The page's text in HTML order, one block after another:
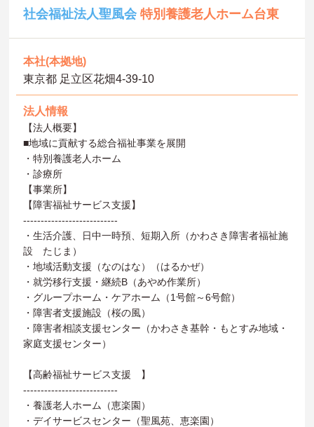
社会福祉法人聖風会特別養護老人ホーム台東
本社(本拠地)
東京都 足立区花畑4-39-10
法人情報
【法人概要】
■地域に貢献する総合福祉事業を展開
・特別養護老人ホーム
・診療所
【事業所】
【障害福祉サービス支援】
---------------------------
・生活介護、日中一時預、短期入所（かわさき障害者福祉施
設 たじま）
・地域活動支援（なのはな）（はるかぜ）
・就労移行支援・継続B（あやめ作業所）
・グループホーム・ケアホーム（1号館～6号館）
・障害者支援施設（桜の風）
・障害者相談支援センター（かわさき基幹・もとすみ地域・
家庭支援センター）
【高齢福祉サービス支援 】
---------------------------
・養護老人ホーム（恵楽園）
・デイサービスセンター（聖風苑、恵楽園）